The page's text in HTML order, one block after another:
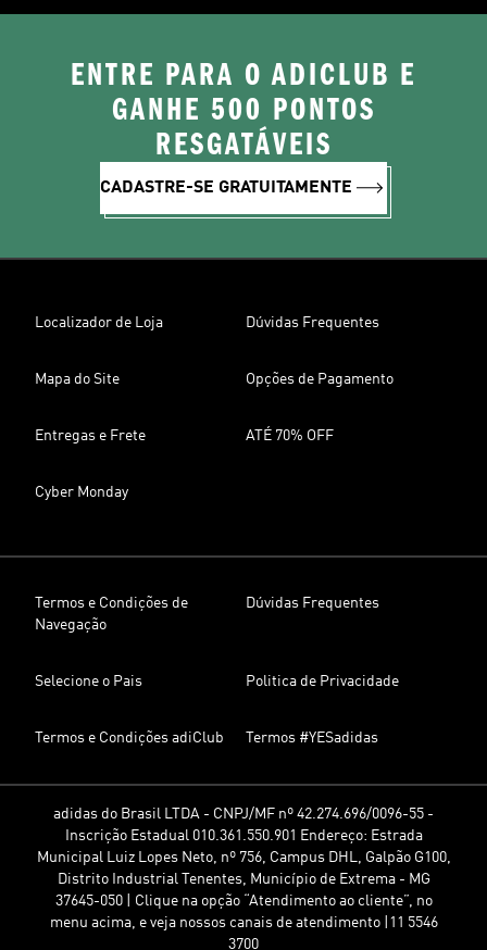
ENTRE PARA O ADICLUB E
GANHE 500 PONTOS
RESGATÁVEIS
CADASTRE-SE GRATUITAMENTE
Localizador de Loja Dúvidas Frequentes
Mapa do Site Opções de Pagamento
Entregas e Frete ATÉ 70% OFF
Cyber Monday
Termos e Condições de
Navegação
Dúvidas Frequentes
Selecione o Pais Politica de Privacidade
Termos e Condições adiClub Termos #YESadidas
adidas do Brasil LTDA - CNPJ/MF nº 42.274.696/0096-55 -
Inscrição Estadual 010.361.550.901 Endereço: Estrada
Municipal Luiz Lopes Neto, nº 756, Campus DHL, Galpão G100,
Distrito Industrial Tenentes, Município de Extrema - MG
37645-050 | Clique na opção “Atendimento ao cliente”, no
menu acima, e veja nossos canais de atendimento |11 5546
3700